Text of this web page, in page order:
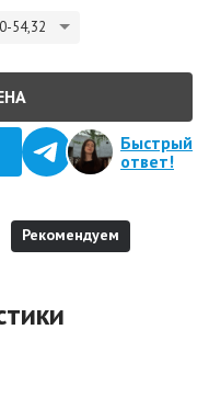
54,32
Быстрый
ответ!
Рекомендуем